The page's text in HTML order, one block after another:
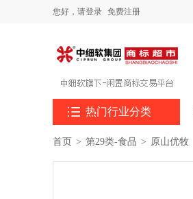
您好， 请登录 免费注册
 热门行业分类
首页 > 第29类-食品 > 原山优牧